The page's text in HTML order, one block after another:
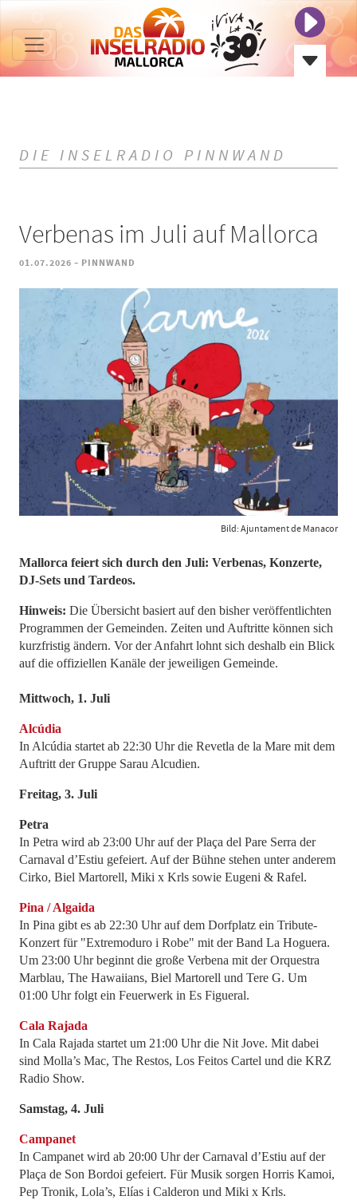
DIE INSELRADIO PINNWAND
Verbenas im Juli auf Mallorca
01.07.2026 - PINNWAND
Bild: Ajuntament de Manacor
Mallorca feiert sich durch den Juli: Verbenas, Konzerte,
DJ-Sets und Tardeos.
Hinweis: Die Übersicht basiert auf den bisher veröffentlichten
Programmen der Gemeinden. Zeiten und Auftritte können sich
kurzfristig ändern. Vor der Anfahrt lohnt sich deshalb ein Blick
auf die offiziellen Kanäle der jeweiligen Gemeinde.
Mittwoch, 1. Juli
Alcúdia
In Alcúdia startet ab 22:30 Uhr die Revetla de la Mare mit dem
Auftritt der Gruppe Sarau Alcudien.
Freitag, 3. Juli
Petra
In Petra wird ab 23:00 Uhr auf der Plaça del Pare Serra der
Carnaval d’Estiu gefeiert. Auf der Bühne stehen unter anderem
Cirko, Biel Martorell, Miki x Krls sowie Eugeni & Rafel.
Pina / Algaida
In Pina gibt es ab 22:30 Uhr auf dem Dorfplatz ein Tribute-
Konzert für "Extremoduro i Robe" mit der Band La Hoguera.
Um 23:00 Uhr beginnt die große Verbena mit der Orquestra
Marblau, The Hawaiians, Biel Martorell und Tere G. Um
01:00 Uhr folgt ein Feuerwerk in Es Figueral.
Cala Rajada
In Cala Rajada startet um 21:00 Uhr die Nit Jove. Mit dabei
sind Molla’s Mac, The Restos, Los Feitos Cartel und die KRZ
Radio Show.
Samstag, 4. Juli
Campanet
In Campanet wird ab 20:00 Uhr der Carnaval d’Estiu auf der
Plaça de Son Bordoi gefeiert. Für Musik sorgen Horris Kamoi,
Pep Tronik, Lola’s, Elías i Calderon und Miki x Krls.